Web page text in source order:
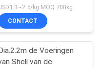
de de Kaakplaat van
de Vervangingskaak
kg MOQ:700kg
CONTACT
Dia.2.2m de Voeringen
Shell van de